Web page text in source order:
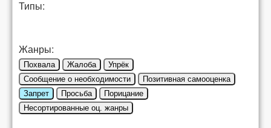
Типы:
Жанры:
Похвала Жалоба
Упрёк
Сообщение о необходимости
Позитивная самооценка
Запрет
Просьба
Порицание
Несортированные оц. жанры